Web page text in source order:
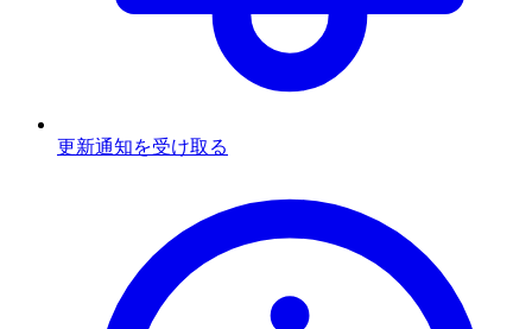
更新通知を受け取る